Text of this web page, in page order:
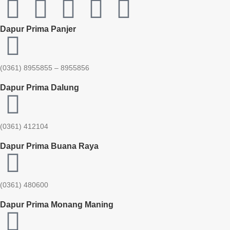
Dapur Prima Panjer
(0361) 8955855 – 8955856​
Dapur Prima Dalung
(0361) 412104
Dapur Prima Buana Raya
(0361) 480600
Dapur Prima Monang Maning